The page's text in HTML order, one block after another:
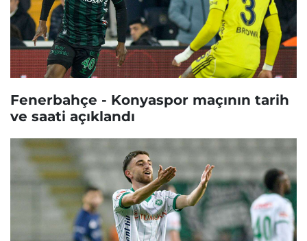
Fenerbahçe - Konyaspor maçının tarih
ve saati açıklandı